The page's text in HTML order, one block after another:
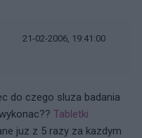
21-02-2006, 19:41:00
do czego sluza badania
Tabletki
juz z 5 razy za kazdym